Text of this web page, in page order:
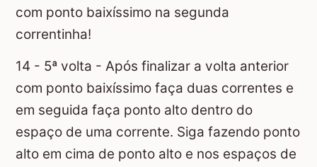
com ponto baixíssimo na segunda
correntinha!
14 - 5ª volta - Após finalizar a volta anterior
com ponto baixíssimo faça duas correntes e
em seguida faça ponto alto dentro do
espaço de uma corrente. Siga fazendo ponto
alto em cima de ponto alto e nos espaços de